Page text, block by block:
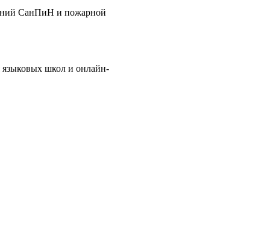
СанПиН и пожарной
языковых школ и онлайн-